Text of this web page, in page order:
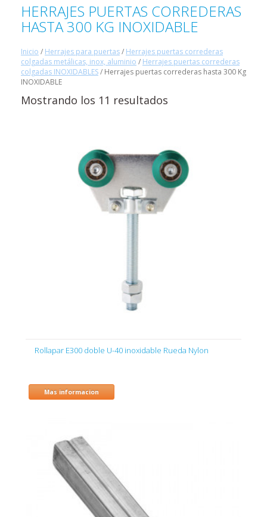
HERRAJES PUERTAS CORREDERAS
HASTA 300 KG INOXIDABLE
Inicio / Herrajes para puertas/ Herrajes puertas correderas
colgadas metálicas, inox, aluminio / Herrajes puertas correderas
colgadas INOXIDABLES/ Herrajes puertas correderas hasta 300 Kg
INOXIDABLE
Mostrando los 11 resultados
Rollapar E300 doble U-40 inoxidable Rueda Nylon
Mas informacion